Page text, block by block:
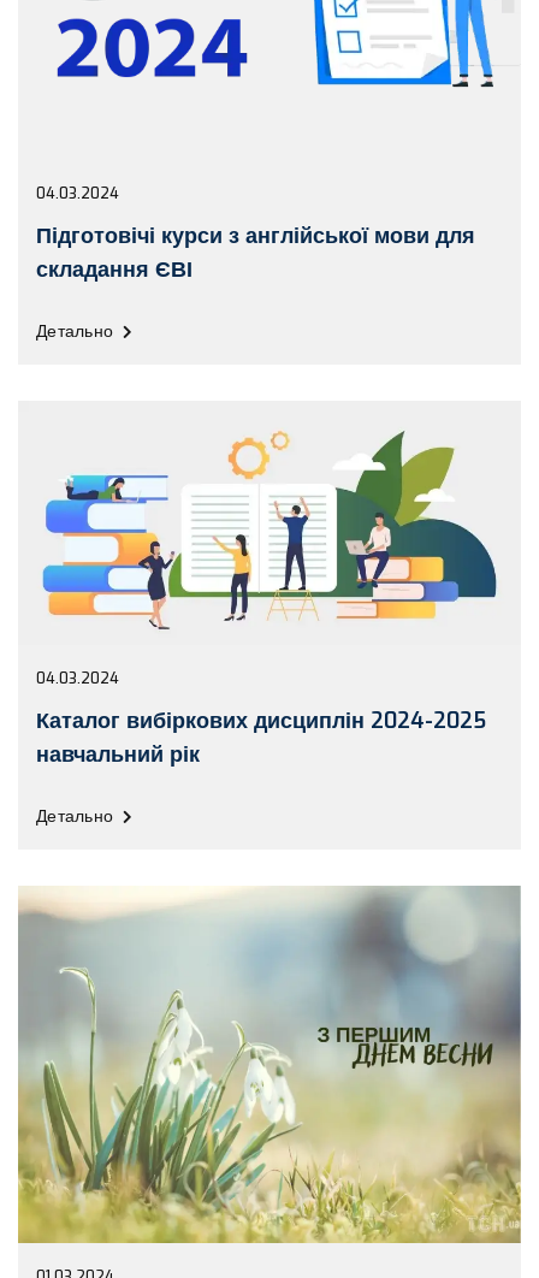
04.03.2024
Підготовічі курси з англійської мови для
складання ЄВІ
Детально
04.03.2024
Каталог вибіркових дисциплін 2024-2025
навчальний рік
Детально